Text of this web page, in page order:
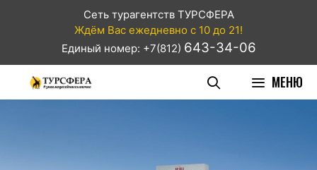
Сеть турагентств ТУРСФЕРА
Ждём Вас ежедневно с 10 до 21!
Единый номер: +7(812) 643-34-06
МЕНЮ